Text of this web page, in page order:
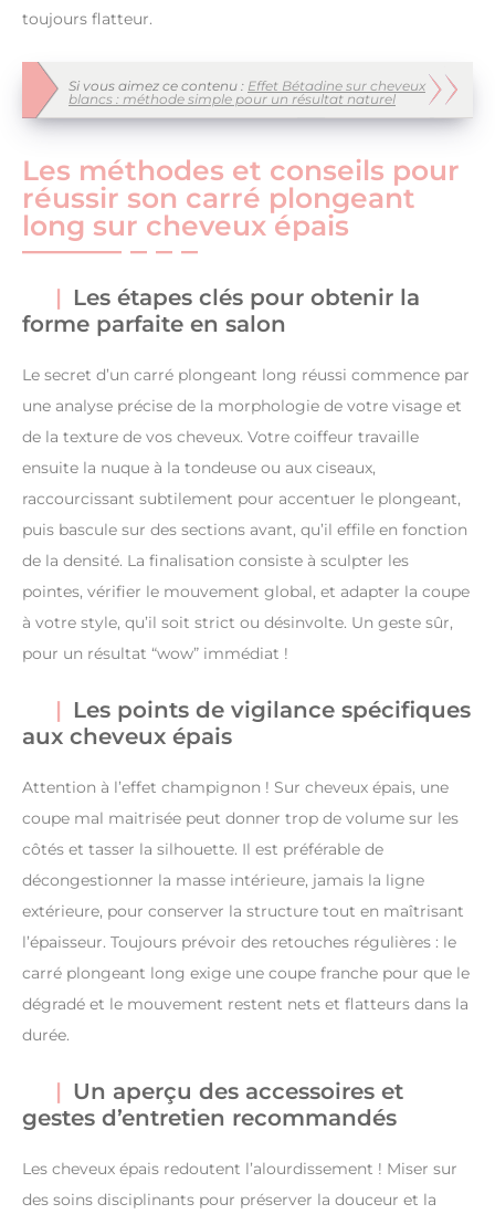
toujours flatteur.
Si vous aimez ce contenu : Effet Bétadine sur cheveux
blancs : méthode simple pour un résultat naturel
Les méthodes et conseils pour
réussir son carré plongeant
long sur cheveux épais
Les étapes clés pour obtenir la
forme parfaite en salon
Le secret d’un carré plongeant long réussi commence par
une analyse précise de la morphologie de votre visage et
de la texture de vos cheveux. Votre coiffeur travaille
ensuite la nuque à la tondeuse ou aux ciseaux,
raccourcissant subtilement pour accentuer le plongeant,
puis bascule sur des sections avant, qu’il effile en fonction
de la densité. La finalisation consiste à sculpter les
pointes, vérifier le mouvement global, et adapter la coupe
à votre style, qu’il soit strict ou désinvolte. Un geste sûr,
pour un résultat “wow” immédiat !
Les points de vigilance spécifiques
aux cheveux épais
Attention à l’effet champignon ! Sur cheveux épais, une
coupe mal maitrisée peut donner trop de volume sur les
côtés et tasser la silhouette. Il est préférable de
décongestionner la masse intérieure, jamais la ligne
extérieure, pour conserver la structure tout en maîtrisant
l’épaisseur. Toujours prévoir des retouches régulières : le
carré plongeant long exige une coupe franche pour que le
dégradé et le mouvement restent nets et flatteurs dans la
durée.
Un aperçu des accessoires et
gestes d’entretien recommandés
Les cheveux épais redoutent l’alourdissement ! Miser sur
des soins disciplinants pour préserver la douceur et la